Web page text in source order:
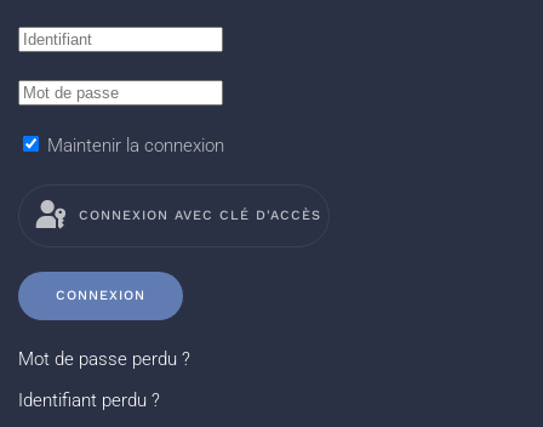
Maintenir la connexion
CONNEXION AVEC CLÉ D'ACCÈS
CONNEXION
Mot de passe perdu ?
Identifiant perdu ?